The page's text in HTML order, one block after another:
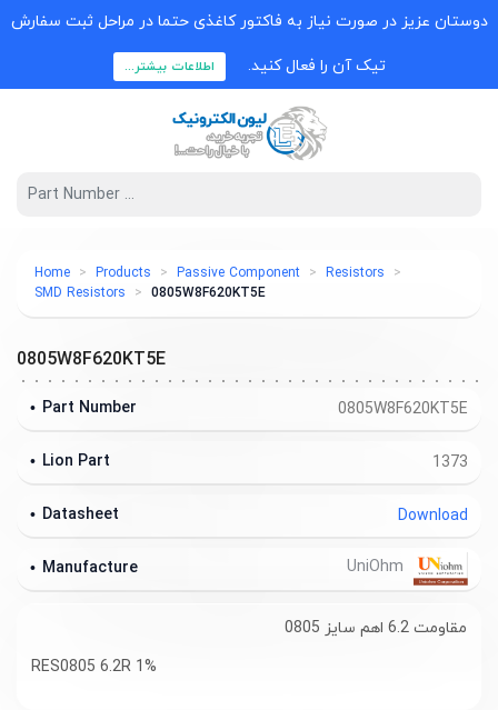
دوستان عزیز در صورت نیاز به فاکتور کاغذی حتما در مراحل ثبت سفارش
تیک آن را فعال کنید. اطلاعات بیشتر...
Home Products Passive Component
Resistors
SMD Resistors
0805W8F620KT5E
0805W8F620KT5E
0805W8F620KT5E
Part Number
1373
Lion Part
Download
Datasheet
Manufacture
مقاومت 6.2 اهم سایز 0805
RES0805 6.2R 1%